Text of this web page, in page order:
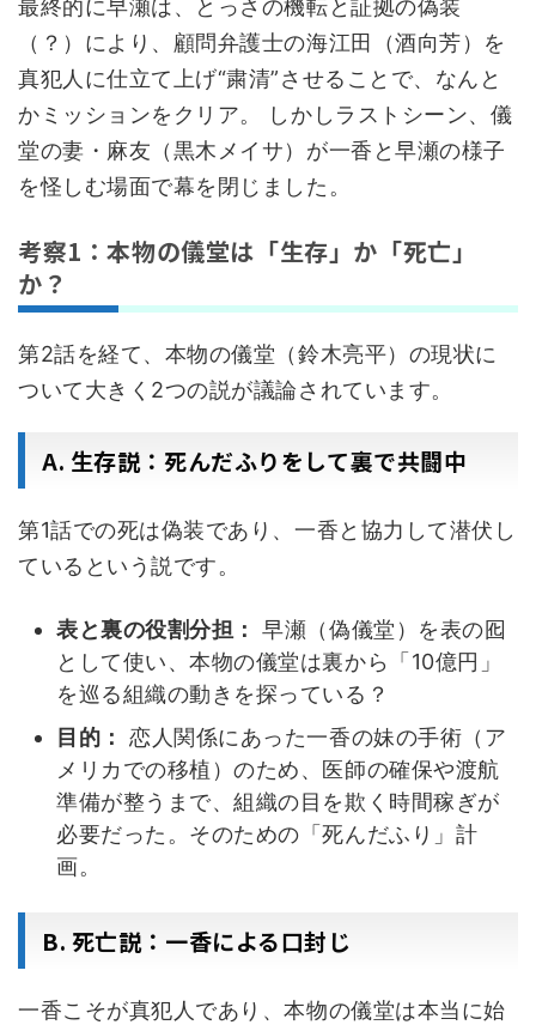
最終的に早瀬は、とっさの機転と証拠の偽装
（？）により、顧問弁護士の海江田（酒向芳）を
真犯人に仕立て上げ“粛清”させることで、なんと
かミッションをクリア。 しかしラストシーン、儀
堂の妻・麻友（黒木メイサ）が一香と早瀬の様子
を怪しむ場面で幕を閉じました。
考察1：本物の儀堂は「生存」か「死亡」
か？
第2話を経て、本物の儀堂（鈴木亮平）の現状に
ついて大きく2つの説が議論されています。
A. 生存説：死んだふりをして裏で共闘中
第1話での死は偽装であり、一香と協力して潜伏し
ているという説です。
表と裏の役割分担：
早瀬（偽儀堂）を表の囮
として使い、本物の儀堂は裏から「10億円」
を巡る組織の動きを探っている？
目的：
恋人関係にあった一香の妹の手術（ア
メリカでの移植）のため、医師の確保や渡航
準備が整うまで、組織の目を欺く時間稼ぎが
必要だった。そのための「死んだふり」計
画。
B. 死亡説：一香による口封じ
一香こそが真犯人であり、本物の儀堂は本当に始